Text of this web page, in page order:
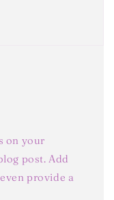
on your
post. Add
provide a